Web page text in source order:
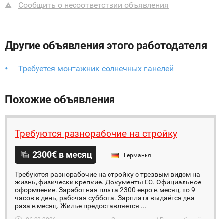
Сообщить о несоответствии объявления
Другие объявления этого работодателя
Требуется монтажник солнечных панелей
Похожие объявления
Требуются разнорабочие на стройку
2300€ в месяц Германия
Требуются разнорабочие на стройку с трезвым видом на
жизнь, физически крепкие. Документы ЕС. Официальное
оформление. Заработная плата 2300 евро в месяц, по 9
часов в день, рабочая суббота. Зарплата выдаётся два
раза в месяц. Жилье предоставляется ...